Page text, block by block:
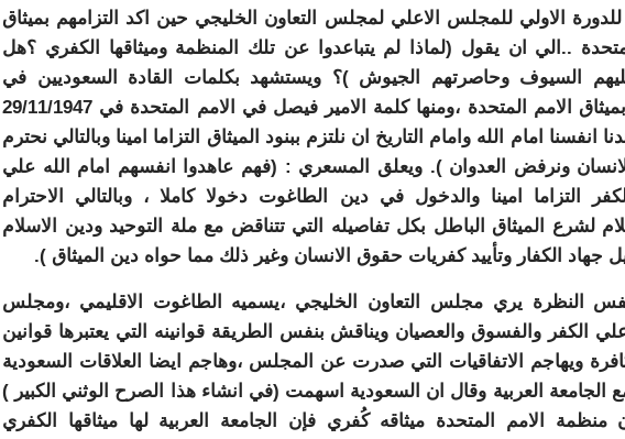
للدورة الاولي للمجلس الاعلي لمجلس التعاون الخليجي حين اكد التزامهم بميثاق
..الي ان يقول (لماذا لم يتباعدوا عن تلك المنظمة وميثاقها الكفري ؟هل
السيوف وحاصرتهم الجيوش )؟ ويستشهد بكلمات القادة السعوديين في
الالتزام بميثاق الامم المتحدة ،ومنها كلمة الامير فيصل في الامم المتحدة في 29/11/1947
انفسنا امام الله وامام التاريخ ان نلتزم ببنود الميثاق التزاما امينا وبالتالي نحترم
ونرفض العدوان ). ويعلق المسعري : (فهم عاهدوا انفسهم امام الله علي
التزاما امينا والدخول في دين الطاغوت دخولا كاملا ، وبالتالي الاحترام
لشرع الميثاق الباطل بكل تفاصيله التي تتناقض مع ملة التوحيد ودين الاسلام
جهاد الكفار وتأييد كفريات حقوق الانسان وغير ذلك مما حواه دين الميثاق ).
النظرة يري مجلس التعاون الخليجي ،يسميه الطاغوت الاقليمي ،ومجلس
علي الكفر والفسوق والعصيان ويناقش بنفس الطريقة قوانينه التي يعتبرها قوانين
ويهاجم الاتفاقيات التي صدرت عن المجلس ،وهاجم ايضا العلاقات السعودية
مع الجامعة العربية وقال ان السعودية اسهمت (في انشاء هذا الصرح الوثني الكبير )
منظمة الامم المتحدة ميثاقه كُفري فإن الجامعة العربية لها ميثاقها الكفري